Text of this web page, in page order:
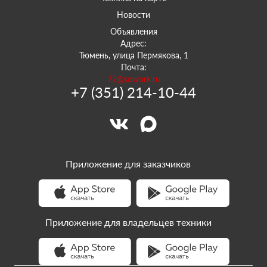
Новости
Объявления
Адрес:
Тюмень, улица Пермякова, 1
Почта:
72@sowork.ru
+7 (351) 214-10-44
Приложение для заказчиков
Приложение для владельцев техники